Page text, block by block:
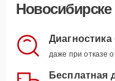
Новосибирске
даже при отказе
Бесплатная